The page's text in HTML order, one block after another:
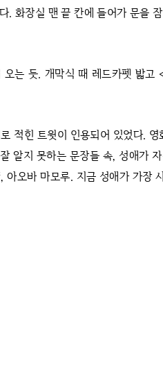
. 화장실 맨 끝 칸에 들어가 문을
는 듯. 개막식 때 레드카펫 밟고
적힌 트윗이 인용되어 있었다.
알지 못하는 문장들 속, 성애가
오바 마모루. 지금 성애가 가장